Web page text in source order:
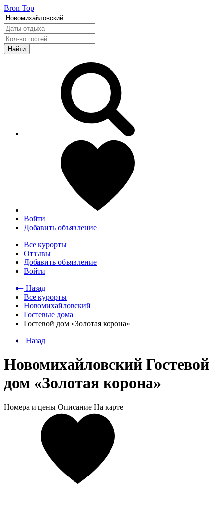
Bron Top
Найти
Войти
Добавить объявление
Все курорты
Отзывы
Добавить объявление
Войти
⃪ Назад
Все курорты
Новомихайловский
Гостевые дома
Гостевой дом «Золотая корона»
⃪ Назад
Новомихайловский Гостевой
дом «Золотая корона»
Номера и цены Описание На карте